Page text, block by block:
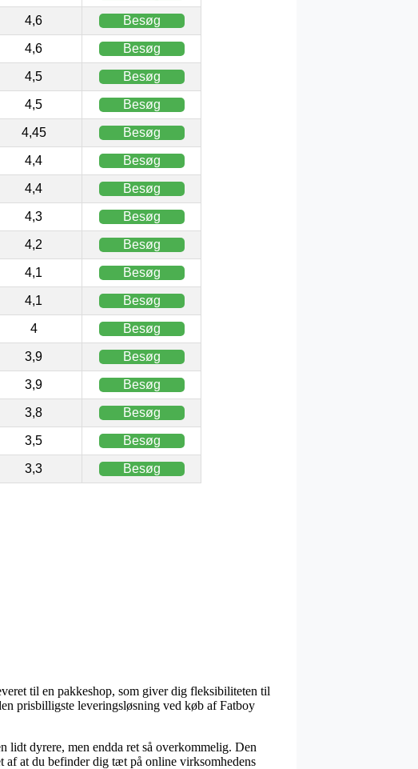
4,6 Besøg
4,6 Besøg
4,5 Besøg
4,5 Besøg
4,45 Besøg
4,4 Besøg
4,4 Besøg
4,3 Besøg
4,2 Besøg
4,1 Besøg
4,1 Besøg
4 Besøg
3,9 Besøg
3,9 Besøg
3,8 Besøg
3,5 Besøg
3,3 Besøg
til en pakkeshop, som giver dig fleksibiliteten til
prisbilligste leveringsløsning ved køb af Fatboy
dyrere, men endda ret så overkommelig. Den
af at du befinder dig tæt på online virksomhedens